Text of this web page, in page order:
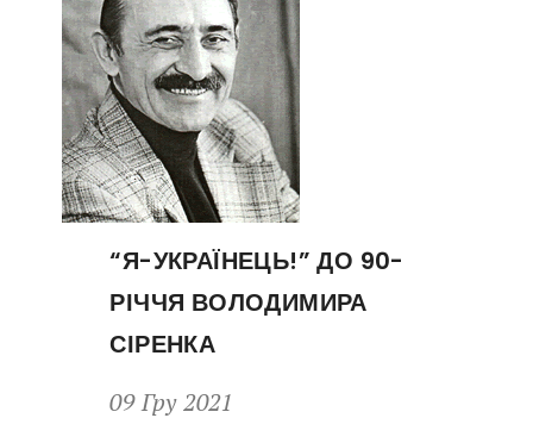
“Я-УКРАЇНЕЦЬ!” ДО 90-
РІЧЧЯ ВОЛОДИМИРА
СІРЕНКА
09 Гру 2021